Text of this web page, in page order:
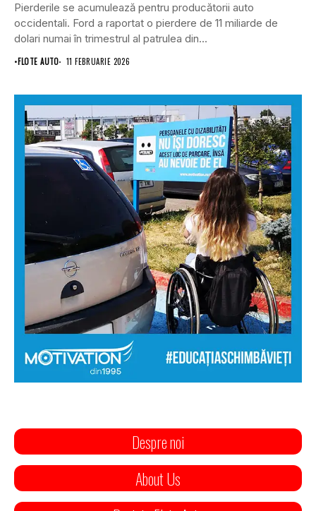
Pierderile se acumulează pentru producătorii auto
occidentali. Ford a raportat o pierdere de 11 miliarde de
dolari numai în trimestrul al patrulea din...
•FLOTE AUTO 11 FEBRUARIE 2026
Despre noi
About Us